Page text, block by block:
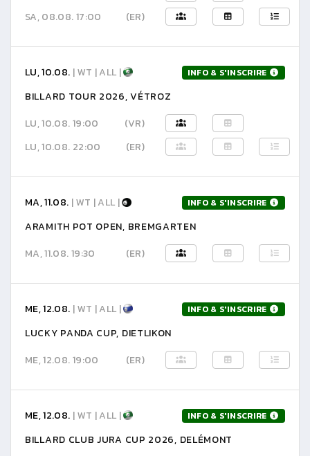
SA, 08.08. 17:00
(ER)
LU, 10.08. | WT | ALL | INFO & S'INSCRIRE
BILLARD TOUR 2026, VÉTROZ
LU, 10.08. 19:00
(VR)
LU, 10.08. 22:00
(ER)
MA, 11.08. | WT | ALL | INFO & S'INSCRIRE
ARAMITH POT OPEN, BREMGARTEN
MA, 11.08. 19:30
(ER)
ME, 12.08. | WT | ALL | INFO & S'INSCRIRE
LUCKY PANDA CUP, DIETLIKON
ME, 12.08. 19:00
(ER)
ME, 12.08. | WT | ALL | INFO & S'INSCRIRE
BILLARD CLUB JURA CUP 2026, DELÉMONT